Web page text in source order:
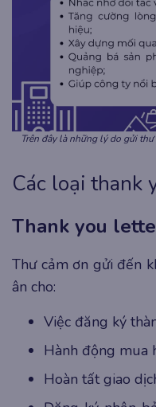
Trên đây là những lý do gửi
Các loại thank
Thank you
Thư cảm ơn gửi đến
ân cho:
Việc đăng ký
Hành động mua
Hoàn tất giao